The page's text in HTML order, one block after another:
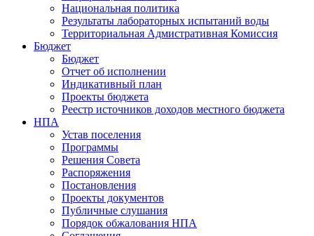
Национальная политика
Результаты лабораторных испытаний воды
Территориальная Адмистративная Комиссия
Бюджет
Бюджет
Отчет об исполнении
Индикативный план
Проекты бюджета
Реестр источников доходов местного бюджета
НПА
Устав поселения
Программы
Решения Совета
Распоряжения
Постановления
Проекты документов
Публичные слушания
Порядок обжалования НПА